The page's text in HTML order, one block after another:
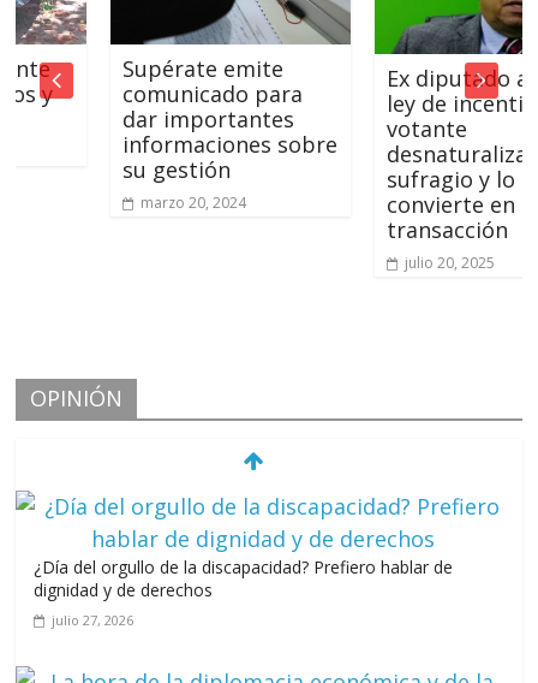
Supérate emite
comunicado para
dar importantes
informaciones sobre
su gestión
marzo 20, 2024
Ex diputado
ley de incentivos al
votante
desnaturaliza el
sufragio y lo
convierte en
transacción
julio 20, 2025
OPINIÓN
¿Día del orgullo de la discapacidad? Prefiero hablar de
dignidad y de derechos
julio 27, 2026